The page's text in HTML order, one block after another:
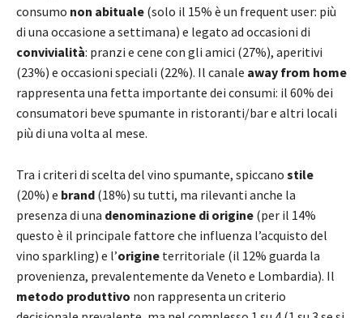
consumo non abituale (solo il 15% è un frequent user: più
di una occasione a settimana) e legato ad occasioni di
convivialità: pranzi e cene con gli amici (27%), aperitivi
(23%) e occasioni speciali (22%). Il canale away from home
rappresenta una fetta importante dei consumi: il 60% dei
consumatori beve spumante in ristoranti/bar e altri locali
più di una volta al mese.
Tra i criteri di scelta del vino spumante, spiccano stile
(20%) e brand (18%) su tutti, ma rilevanti anche la
presenza di una denominazione di origine (per il 14%
questo è il principale fattore che influenza l’acquisto del
vino sparkling) e l’origine territoriale (il 12% guarda la
provenienza, prevalentemente da Veneto e Lombardia). Il
metodo produttivo non rappresenta un criterio